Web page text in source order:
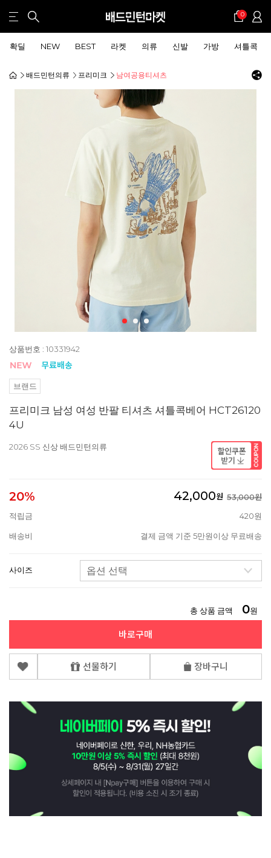
0
확딜 NEW BEST 라켓 의류 신발 가방 셔틀콕
배드민턴의류 프리미크 남여공용티셔츠
상품번호 : 10331942
브랜드
프리미크 남성 여성 반팔 티셔츠 셔틀콕베어 HCT26120
4U
2026 SS 신상 배드민턴의류
20% 42,000원 53,000원
적립금
420원
배송비 결제 금액 기준 5만원이상 무료배송
사이즈
총 상품 금액 0원
바로구매
선물하기 장바구니